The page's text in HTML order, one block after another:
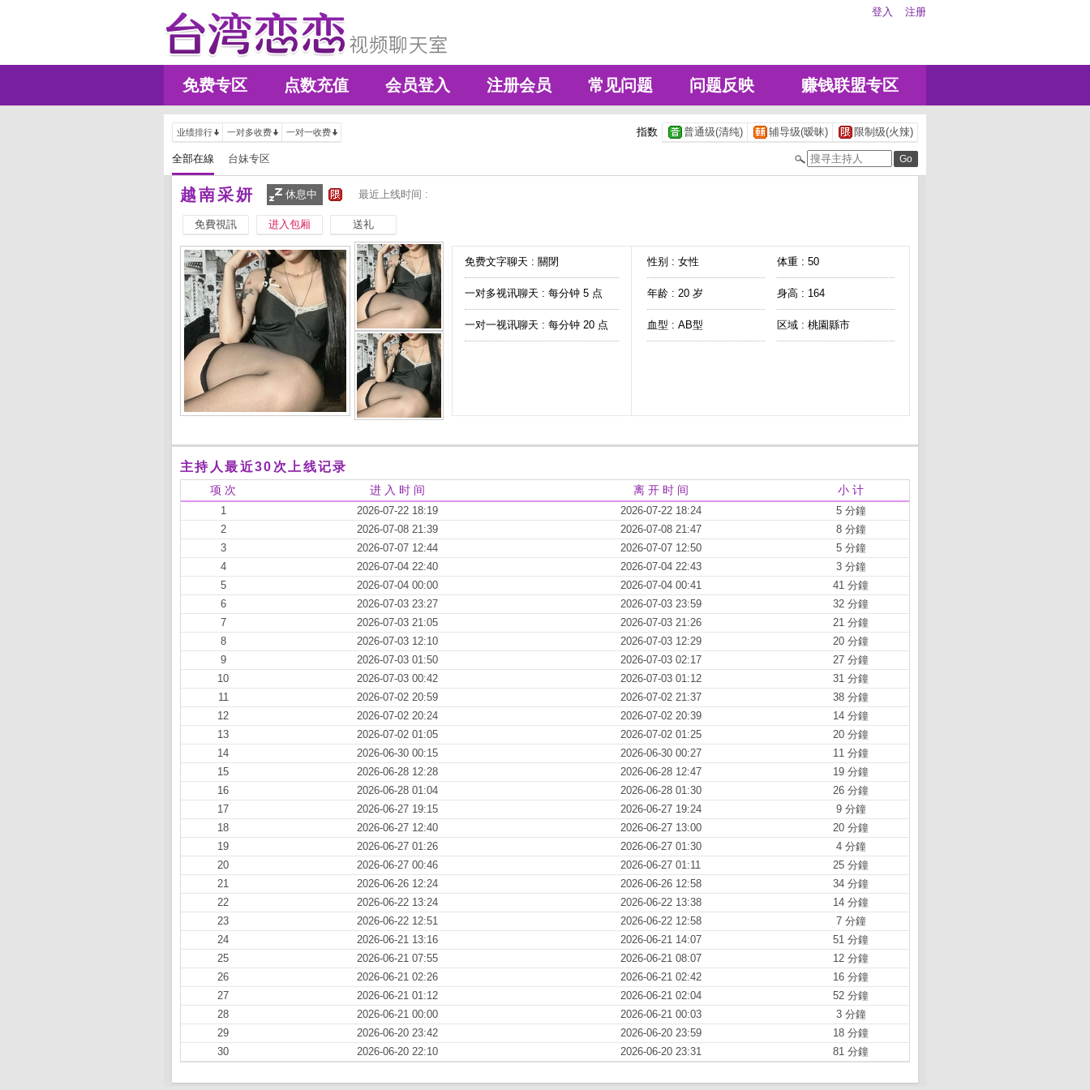
登入 注册
免费专区 点数充值 会员登入 注册会员 常见问题 问题反映 赚钱联盟专区
业绩排行 一对多收费 一对一收费 指数 普通级(清纯) 辅导级(暧昧) 限制级(火辣)
全部在線 台妹专区
越南采妍 休息中 最近上线时间 :
免費視訊 进入包厢 送礼
免费文字聊天 : 關閉
一对多视讯聊天 : 每分钟 5 点
一对一视讯聊天 : 每分钟 20 点
性别 : 女性 体重 : 50
年龄 : 20 岁 身高 : 164
血型 : AB型 区域 : 桃園縣市
主持人最近30次上线记录
项 次 进 入 时 间 离 开 时 间 小 计
1 2026-07-22 18:19 2026-07-22 18:24
5 分鐘
2
2026-07-08 21:39 2026-07-08 21:47
8 分鐘
3
2026-07-07 12:44 2026-07-07 12:50
5 分鐘
4
2026-07-04 22:40 2026-07-04 22:43
3 分鐘
5
2026-07-04 00:00 2026-07-04 00:41
41 分鐘
6
2026-07-03 23:27 2026-07-03 23:59
32 分鐘
7
2026-07-03 21:05 2026-07-03 21:26
21 分鐘
8
2026-07-03 12:10 2026-07-03 12:29
20 分鐘
9
2026-07-03 01:50 2026-07-03 02:17
27 分鐘
10
2026-07-03 00:42 2026-07-03 01:12
31 分鐘
11
2026-07-02 20:59 2026-07-02 21:37
38 分鐘
12
2026-07-02 20:24 2026-07-02 20:39
14 分鐘
13
2026-07-02 01:05 2026-07-02 01:25
20 分鐘
14
2026-06-30 00:15 2026-06-30 00:27
11 分鐘
15
2026-06-28 12:28 2026-06-28 12:47
19 分鐘
16
2026-06-28 01:04 2026-06-28 01:30
26 分鐘
17
2026-06-27 19:15 2026-06-27 19:24
9 分鐘
18
2026-06-27 12:40 2026-06-27 13:00
20 分鐘
19
2026-06-27 01:26 2026-06-27 01:30
4 分鐘
20
2026-06-27 00:46 2026-06-27 01:11
25 分鐘
21
2026-06-26 12:24 2026-06-26 12:58
34 分鐘
22
2026-06-22 13:24 2026-06-22 13:38
14 分鐘
23
2026-06-22 12:51 2026-06-22 12:58
7 分鐘
24
2026-06-21 13:16 2026-06-21 14:07
51 分鐘
25
2026-06-21 07:55 2026-06-21 08:07
12 分鐘
26
2026-06-21 02:26 2026-06-21 02:42
16 分鐘
27
2026-06-21 01:12 2026-06-21 02:04
52 分鐘
28
2026-06-21 00:00 2026-06-21 00:03
3 分鐘
29
2026-06-20 23:42 2026-06-20 23:59
18 分鐘
30
2026-06-20 22:10 2026-06-20 23:31 81 分鐘